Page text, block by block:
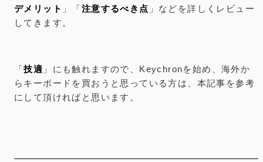
デメリット 」「注意するべき点 」などを詳しくレビュー
してきます。
「技適 」にも触れますので、Keychronを始め、海外か
らキーボードを買おうと思っている方は、本記事を参考
にして頂ければと思います。